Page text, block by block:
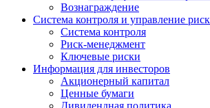
Вознаграждение
Система контроля и управление
Система контроля
Риск-менеджмент
Ключевые риски
Информация для инвесторов
Акционерный капитал
Ценные бумаги
Дивидендная политика